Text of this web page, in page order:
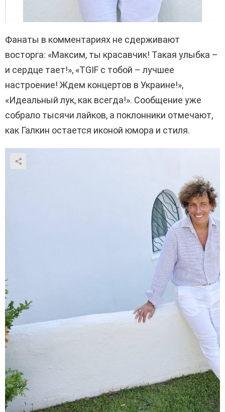
Фанаты в комментариях не сдерживают
восторга: «Максим, ты красавчик! Такая улыбка –
и сердце тает!», «TGIF с тобой – лучшее
настроение! Ждем концертов в Украине!»,
«Идеальный лук, как всегда!». Сообщение уже
собрало тысячи лайков, а поклонники отмечают,
как Галкин остается иконой юмора и стиля.